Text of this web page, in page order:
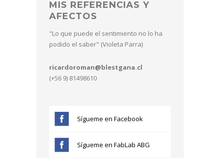
MIS REFERENCIAS Y
AFECTOS
"Lo que puede el sentimiento no lo ha
podido el saber" (Violeta Parra)
ricardoroman@blestgana.cl
(+56 9) 81498610
Sígueme en Facebook
Sígueme en FabLab ABG